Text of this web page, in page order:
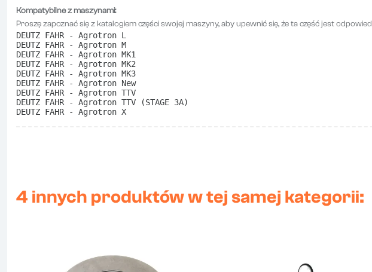
Kompatybilne z maszynami:
Proszę zapoznać się z katalogiem części swojej maszyny, aby upewnić się, że ta część jest
DEUTZ FAHR - Agrotron L
DEUTZ FAHR - Agrotron M
DEUTZ FAHR - Agrotron MK1
DEUTZ FAHR - Agrotron MK2
DEUTZ FAHR - Agrotron MK3
DEUTZ FAHR - Agrotron New
DEUTZ FAHR - Agrotron TTV
DEUTZ FAHR - Agrotron TTV (STAGE 3A)
DEUTZ FAHR - Agrotron X
4 innych produktów w tej samej kategorii: